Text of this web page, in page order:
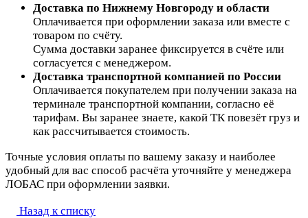
Доставка по Нижнему Новгороду и области
Оплачивается при оформлении заказа или вместе с
товаром по счёту.
Сумма доставки заранее фиксируется в счёте или
согласуется с менеджером.
Доставка транспортной компанией по России
Оплачивается покупателем при получении заказа на
терминале транспортной компании, согласно её
тарифам. Вы заранее знаете, какой ТК повезёт груз и
как рассчитывается стоимость.
Точные условия оплаты по вашему заказу и наиболее
удобный для вас способ расчёта уточняйте у менеджера
ЛОБАС при оформлении заявки.
Назад к списку